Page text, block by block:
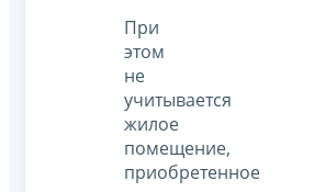
При
этом
не
учитывается
жилое
помещение,
приобретенное